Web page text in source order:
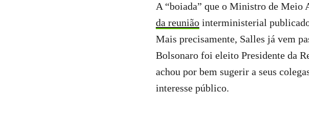
A “boiada” que o Ministro de Meio
da reunião interministerial
Mais precisamente, Salles já vem
Bolsonaro foi eleito Presidente da
achou por bem sugerir a seus
interesse público.